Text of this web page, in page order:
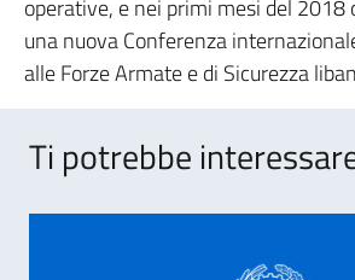
operative, e nei primi mesi del 2018
una nuova Conferenza
alle Forze Armate e di Sicurezza
Ti potrebbe